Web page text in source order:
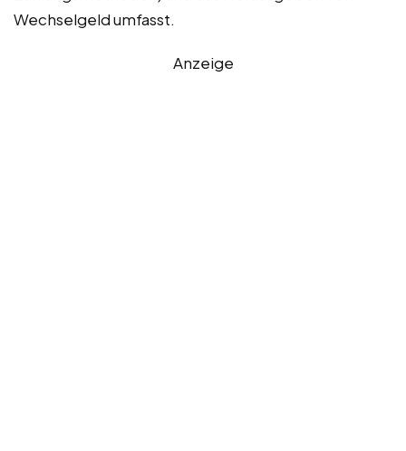
Wechselgeld umfasst.
Anzeige